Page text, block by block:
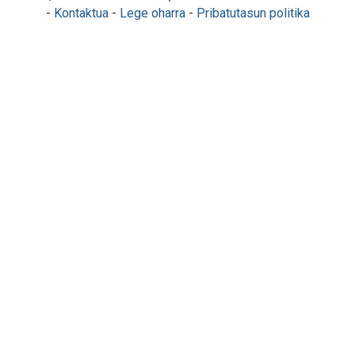
- Kontaktua- Lege oharra- Pribatutasun politika